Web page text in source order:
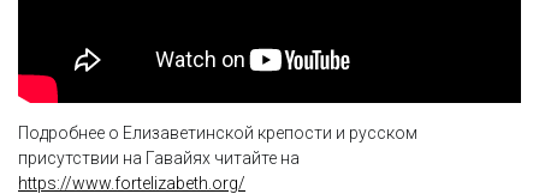
Подробнее о Елизаветинской крепости и русском
присутствии на Гавайях читайте на
https://www.fortelizabeth.org/